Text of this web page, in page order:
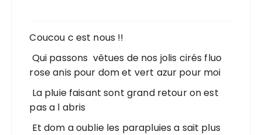
Coucou c est nous !!
Qui passons vêtues de nos jolis cirés fluo
rose anis pour dom et vert azur pour moi
La pluie faisant sont grand retour on est
pas a l abris
Et dom a oublie les parapluies a sait plus